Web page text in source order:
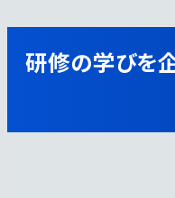
研修の学びを